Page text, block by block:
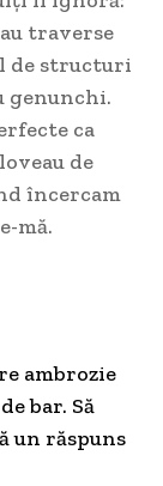
traverse
de structuri
genunchi.
ca
de
încercam
mă.
ambrozie
bar. Să
un răspuns